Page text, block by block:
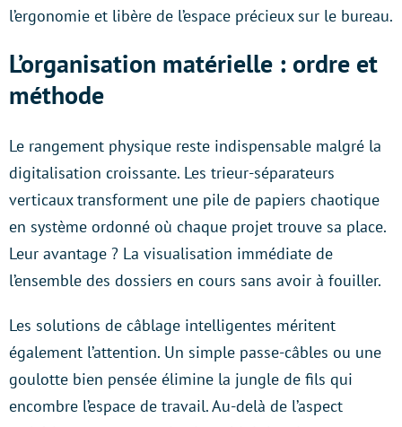
l’ergonomie et libère de l’espace précieux sur le bureau.
L’organisation matérielle : ordre et
méthode
Le rangement physique reste indispensable malgré la
digitalisation croissante. Les trieur-séparateurs
verticaux transforment une pile de papiers chaotique
en système ordonné où chaque projet trouve sa place.
Leur avantage ? La visualisation immédiate de
l’ensemble des dossiers en cours sans avoir à fouiller.
Les solutions de câblage intelligentes méritent
également l’attention. Un simple passe-câbles ou une
goulotte bien pensée élimine la jungle de fils qui
encombre l’espace de travail. Au-delà de l’aspect